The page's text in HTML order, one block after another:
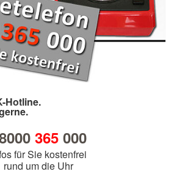
Hotline.
365000
für Sie kostenfrei
rund um die Uhr